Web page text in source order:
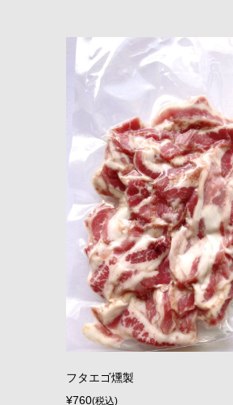
フタエゴ燻製
¥760(税込)